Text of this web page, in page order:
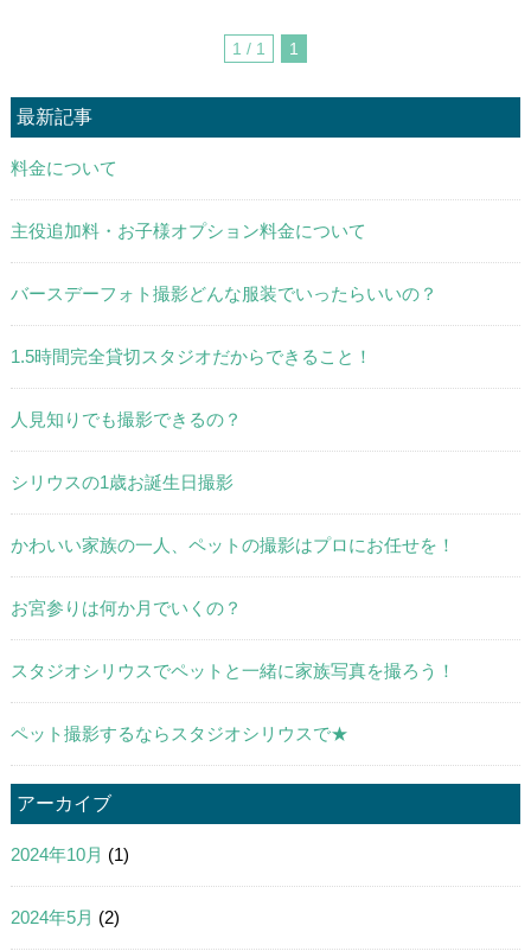
1 / 1 1
最新記事
料金について
主役追加料・お子様オプション料金について
バースデーフォト撮影どんな服装でいったらいいの？
1.5時間完全貸切スタジオだからできること！
人見知りでも撮影できるの？
シリウスの1歳お誕生日撮影
かわいい家族の一人、ペットの撮影はプロにお任せを！
お宮参りは何か月でいくの？
スタジオシリウスでペットと一緒に家族写真を撮ろう！
ペット撮影するならスタジオシリウスで★
アーカイブ
2024年10月 (1)
2024年5月 (2)